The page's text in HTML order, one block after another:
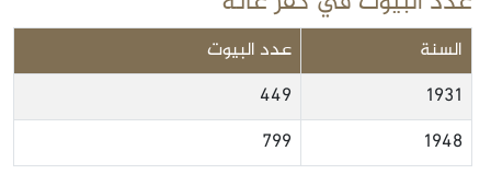
السنة
عدد البيوت
1931
449
1948
799